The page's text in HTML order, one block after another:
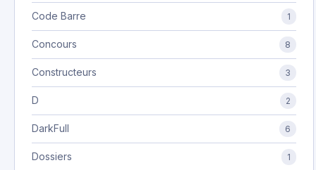
Code Barre 1
Concours 8
Constructeurs 3
D 2
DarkFull 6
Dossiers 1